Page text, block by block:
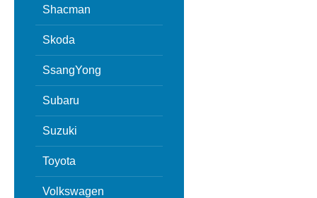
Shacman
Skoda
SsangYong
Subaru
Suzuki
Toyota
Volkswagen